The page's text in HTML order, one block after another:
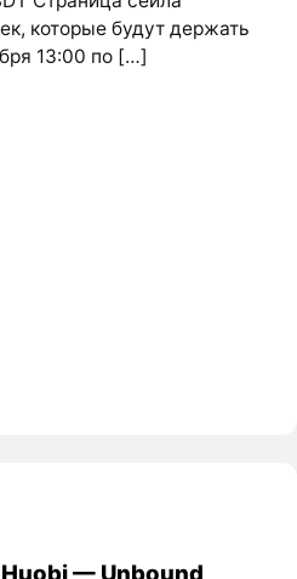
которые будут держать
13:00 по […]
— Unbound